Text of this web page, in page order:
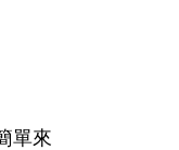
單來